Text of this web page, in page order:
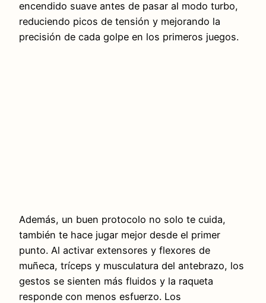
encendido suave antes de pasar al modo turbo,
reduciendo picos de tensión y mejorando la
precisión de cada golpe en los primeros juegos.
Además, un buen protocolo no solo te cuida,
también te hace jugar mejor desde el primer
punto. Al activar extensores y flexores de
muñeca, tríceps y musculatura del antebrazo, los
gestos se sienten más fluidos y la raqueta
responde con menos esfuerzo. Los